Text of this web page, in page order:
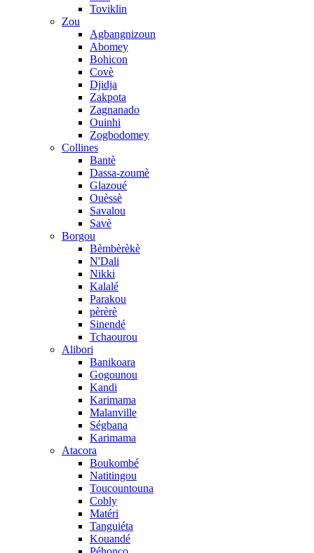
Toviklin
Zou
Agbangnizoun
Abomey
Bohicon
Covè
Djidja
Zakpota
Zagnanado
Ouinhi
Zogbodomey
Collines
Bantè
Dassa-zoumè
Glazoué
Ouèssè
Savalou
Savè
Borgou
Bèmbèrèkè
N'Dali
Nikki
Kalalé
Parakou
pèrèrè
Sinendé
Tchaourou
Alibori
Banikoara
Gogounou
Kandi
Karimama
Malanville
Ségbana
Karimama
Atacora
Boukombé
Natitingou
Toucountouna
Cobly
Matéri
Tanguiéta
Kouandé